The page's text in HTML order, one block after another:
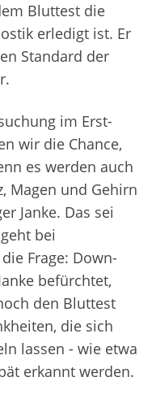
Bluttest die
erledigt ist. Er
Standard der
im Erst-
wir die Chance,
es werden auch
Magen und Gehirn
Janke. Das sei
bei
Frage: Down-
befürchtet,
den Bluttest
die sich
lassen - wie etwa
erkannt werden.